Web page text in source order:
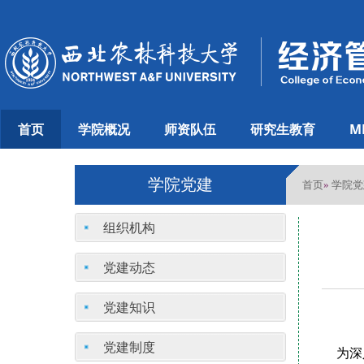
首页 学院概况 师资队伍 研究生教育
学院党建 首页» 学院
组织机构
党建动态
党建知识
党建制度 为